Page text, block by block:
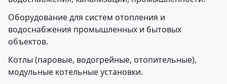
Оборудование для систем отопления и
водоснабжения промышленных и бытовых
объектов.
Котлы (паровые, водогрейные, отопительные),
модульные котельные установки.